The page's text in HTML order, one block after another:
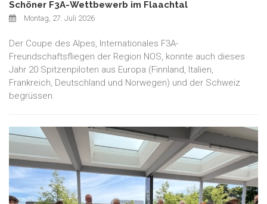
Schöner F3A-Wettbewerb im Flaachtal
Montag, 27. Juli 2026
Der Coupe des Alpes, Internationales F3A-
Freundschaftsfliegen der Region NOS, konnte auch dieses
Jahr 20 Spitzenpiloten aus Europa (Finnland, Italien,
Frankreich, Deutschland und Norwegen) und der Schweiz
begrüssen.